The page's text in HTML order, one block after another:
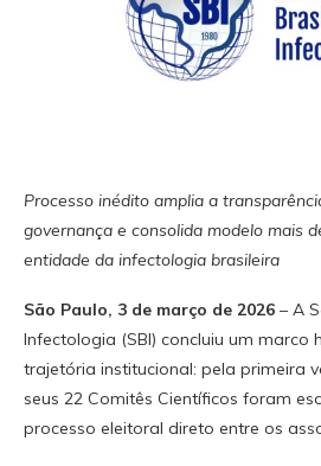
Processo inédito amplia a
governança e consolida modelo mais
entidade da infectologia brasileira
São Paulo, 3 de março de 2026 – A
Infectologia (SBI) concluiu um marco
trajetória institucional: pela primeira
seus 22 Comitês Científicos foram
processo eleitoral direto entre os